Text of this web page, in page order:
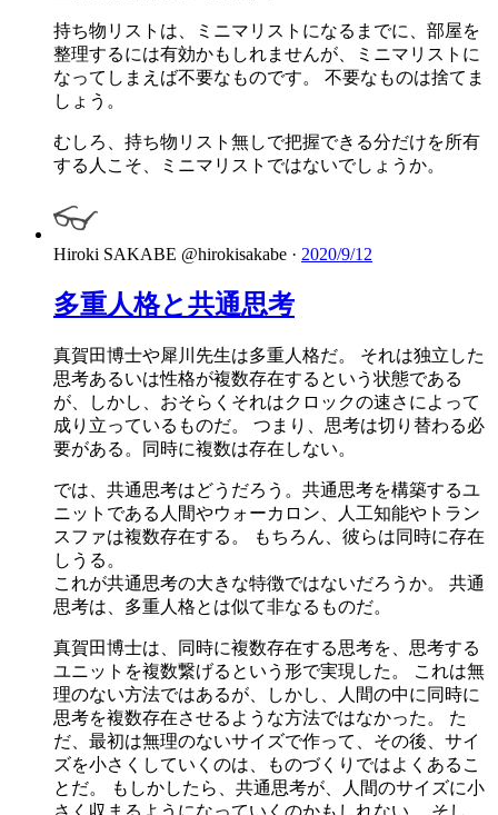
持ち物リストは、ミニマリストになるまでに、部屋を
整理するには有効かもしれませんが、ミニマリストに
なってしまえば不要なものです。 不要なものは捨てま
しょう。
むしろ、持ち物リスト無しで把握できる分だけを所有
する人こそ、ミニマリストではないでしょうか。
Hiroki SAKABE @hirokisakabe · 2020/9/12
多重人格と共通思考
真賀田博士や犀川先生は多重人格だ。 それは独立した
思考あるいは性格が複数存在するという状態である
が、しかし、おそらくそれはクロックの速さによって
成り立っているものだ。 つまり、思考は切り替わる必
要がある。同時に複数は存在しない。
では、共通思考はどうだろう。共通思考を構築するユ
ニットである人間やウォーカロン、人工知能やトラン
スファは複数存在する。 もちろん、彼らは同時に存在
しうる。
これが共通思考の大きな特徴ではないだろうか。 共通
思考は、多重人格とは似て非なるものだ。
真賀田博士は、同時に複数存在する思考を、思考する
ユニットを複数繋げるという形で実現した。 これは無
理のない方法ではあるが、しかし、人間の中に同時に
思考を複数存在させるような方法ではなかった。 た
だ、最初は無理のないサイズで作って、その後、サイ
ズを小さくしていくのは、ものづくりではよくあるこ
とだ。 もしかしたら、共通思考が、人間のサイズに小
さく収まるようになっていくのかもしれない。 そし